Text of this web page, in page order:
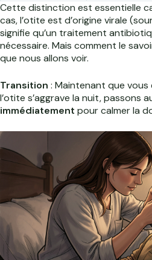
Cette distinction est essentielle
cas, l’otite est d’origine virale
signifie qu’un traitement
nécessaire. Mais comment le
que nous allons voir.
Transition : Maintenant que
l’otite s’aggrave la nuit, passons
immédiatement pour calmer la